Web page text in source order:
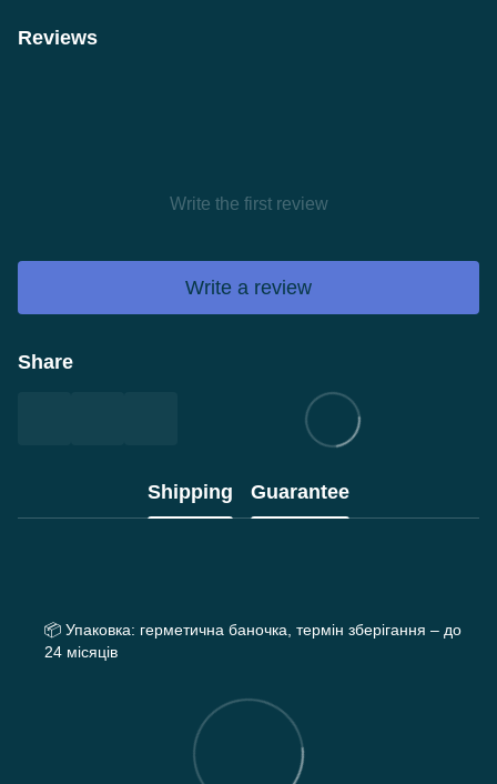
Reviews
Write the first review
Write a review
Share
Shipping Guarantee
📦 Упаковка: герметична баночка, термін зберігання – до
24 місяців